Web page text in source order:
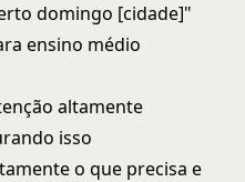
domingo [cidade]"
ensino médio
altamente
isso
o que precisa e